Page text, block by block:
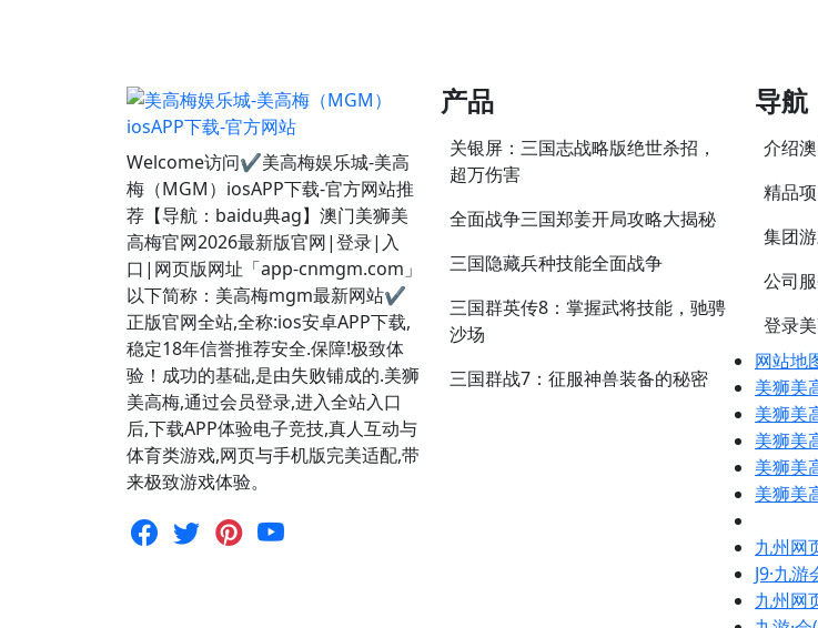
Welcome访问✔美高梅娱乐城-美高
梅（MGM）iosAPP下载-官方网站推
荐【导航：baidu典ag】澳门美狮美
高梅官网2026最新版官网|登录|入
口|网页版网址「app-cnmgm.com」
以下简称：美高梅mgm最新网站✔
正版官网全站,全称:ios安卓APP下载,
稳定18年信誉推荐安全.保障!极致体
验！成功的基础,是由失败铺成的.美狮
美高梅,通过会员登录,进入全站入口
后,下载APP体验电子竞技,真人互动与
体育类游戏,网页与手机版完美适配,带
来极致游戏体验。
产品
关银屏：三国志战略版绝世杀招，
超万伤害
全面战争三国郑姜开局攻略大揭秘
三国隐藏兵种技能全面战争
三国群英传8：掌握武将技能，驰骋
沙场
三国群战7：征服神兽装备的秘密
导航
介绍
精品
集团
公司
登录
网站地
美狮美
美狮美
美狮美
美狮美
美狮美
九州网
J9·九
九州网